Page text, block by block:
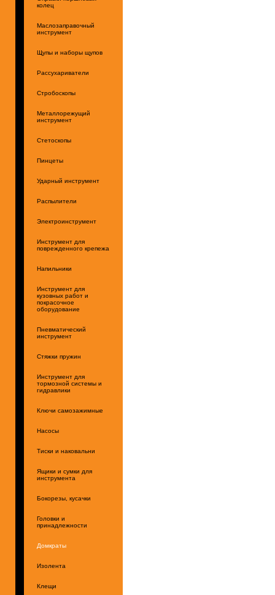
колец
Маслозаправочный
инструмент
Щупы и наборы щупов
Рассухариватели
Стробоскопы
Металлорежущий
инструмент
Стетоскопы
Пинцеты
Ударный инструмент
Распылители
Электроинструмент
Инструмент для
поврежденного крепежа
Напильники
Инструмент для
кузовных работ и
покрасочное
оборудование
Пневматический
инструмент
Стяжки пружин
Инструмент для
тормозной системы и
гидравлики
Ключи самозажимные
Насосы
Тиски и наковальни
Ящики и сумки для
инструмента
Бокорезы, кусачки
Головки и
принадлежности
Домкраты
Изолента
Клещи